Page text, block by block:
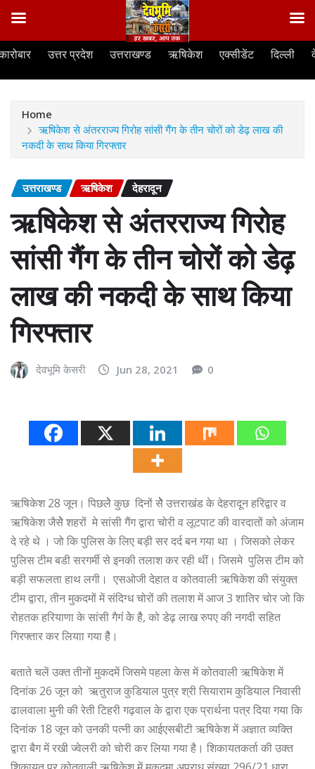
Skip
उत्तर प्रदेश उत्तराखण्ड ऋषिकेश एक्सीडेंट दिल्ली
Home
ऋषिकेश से अंतरराज्य गिरोह सांसी गैंग के तीन चोरों को डेढ़ लाख की
नकदी के साथ किया गिरफ्तार
उत्तराखण्ड ऋषिकेश देहरादून
ऋषिकेश से अंतरराज्य गिरोह
सांसी गैंग के तीन चोरों को डेढ़
लाख की नकदी के साथ किया
गिरफ्तार
देवभूमि केसरी Jun 28, 2021 0
ऋषिकेश 28 जून। पिछलेेे कुछ दिनों सेेेेेे उत्तराखंड के देहरादून हरिद्वार व
ऋषिकेश जैसेेेे शहरों मे सांसी गैंग द्वारा चोरी व लूटपाट की वारदातों को अंजाम
दे रहे थे । जो कि पुलिस के लिए बड़ी सर दर्द बन गया था । जिसको लेकर
पुलिस टीम बडी सरगर्मी से इनकी तलाश कर रही थीं। जिसमे पुलिस टीम को
बड़ी सफलता हाथ लगी। एसओजी देहात व कोतवाली ऋषिकेश की संयुक्त
टीम द्वारा, तीन मुकदमों में संदिग्ध चोरों की तलाश में आज 3 शातिर चोर जो कि
रोहतक हरियाणा के सांसी गैगंं केे हैै, को डेढ़ लाख रुपए की नगदी सहित
गिरफ्तार कर लियाा गया हैै।
बताते चलें उक्त तीनों मुकदमें जिसमे पहला केस में कोतवाली ऋषिकेश में
दिनांक 26 जून को ऋतुराज कुडियाल पुत्र श्री सियाराम कुडियाल निवासी
ढालवाला मुनी की रेती टिहरी गढ़वाल के द्वारा एक प्रार्थना पत्र दिया गया कि
दिनांक 18 जून को उनकी पत्नी का आईएसबीटी ऋषिकेश में अज्ञात व्यक्ति
द्वारा बैग में रखी ज्वेलरी को चोरी कर लिया गया है। शिकायतकर्ता की उक्त